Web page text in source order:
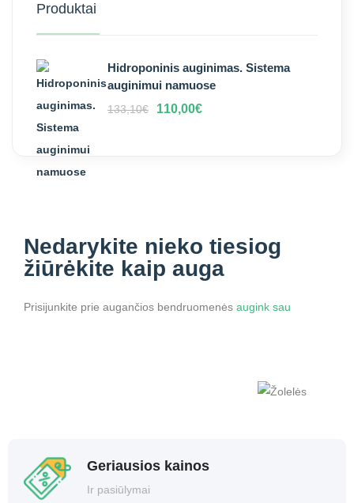
Produktai
Hidroponinis auginimas. Sistema
auginimui namuose
133,10€ 110,00€
Nedarykite nieko tiesiog
žiūrėkite kaip auga
Prisijunkite prie augančios bendruomenės augink sau
Geriausios kainos
Ir pasiūlymai